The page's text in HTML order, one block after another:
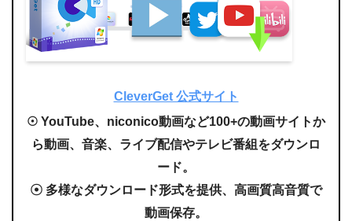
CleverGet 公式サイト
☉ YouTube、niconico動画など100+の動画サイトか
ら動画、音楽、ライブ配信やテレビ番組をダウンロ
ード。
☉ 多様なダウンロード形式を提供、高画質高音質で
動画保存。